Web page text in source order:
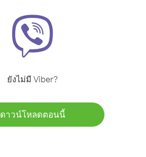
ยังไม่มี Viber?
ดาวน์โหลดตอนนี้